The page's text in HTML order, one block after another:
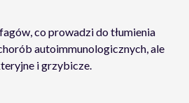
co prowadzi do tłumienia
autoimmunologicznych, ale
i grzybicze.